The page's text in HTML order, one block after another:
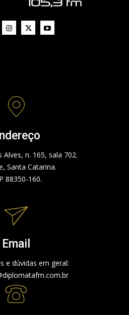
Alves, n. 165, sala 702.
Santa Catarina.
88350-160.
Email
e dúvidas em geral: